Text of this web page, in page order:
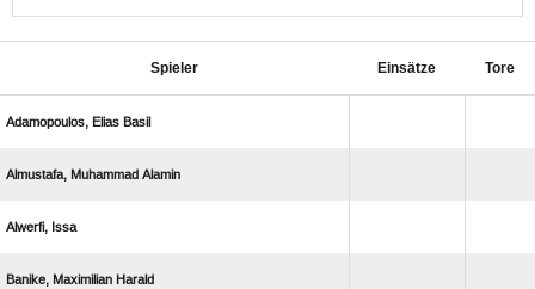
Spieler Einsätze Tore
  
  
 
  